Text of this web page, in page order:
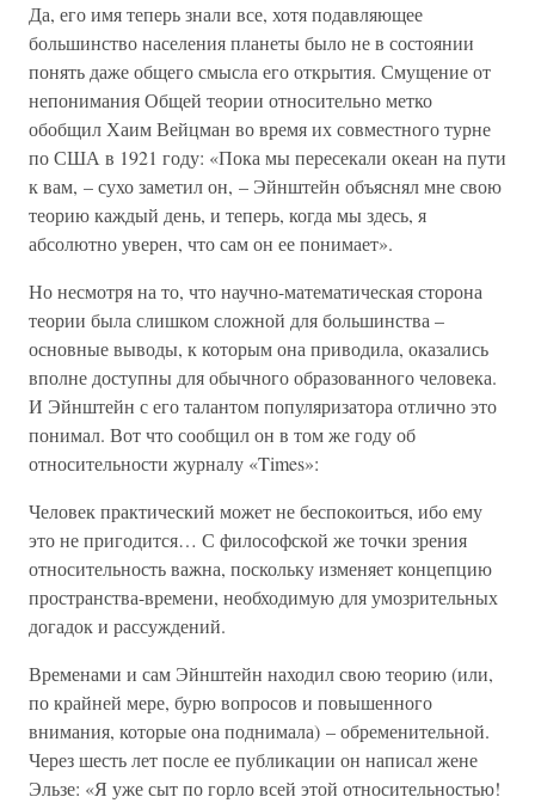
Да, его имя теперь знали все, хотя подавляющее
большинство населения планеты было не в состоянии
понять даже общего смысла его открытия. Смущение от
непонимания Общей теории относительно метко
обобщил Хаим Вейцман во время их совместного турне
по США в 1921 году: «Пока мы пересекали океан на пути
к вам, – сухо заметил он, – Эйнштейн объяснял мне свою
теорию каждый день, и теперь, когда мы здесь, я
абсолютно уверен, что сам он ее понимает».
Но несмотря на то, что научно-математическая сторона
теории была слишком сложной для большинства –
основные выводы, к которым она приводила, оказались
вполне доступны для обычного образованного человека.
И Эйнштейн с его талантом популяризатора отлично это
понимал. Вот что сообщил он в том же году об
относительности журналу «Times»:
Человек практический может не беспокоиться, ибо ему
это не пригодится… С философской же точки зрения
относительность важна, поскольку изменяет концепцию
пространства-времени, необходимую для умозрительных
догадок и рассуждений.
Временами и сам Эйнштейн находил свою теорию (или,
по крайней мере, бурю вопросов и повышенного
внимания, которые она поднимала) – обременительной.
Через шесть лет после ее публикации он написал жене
Эльзе: «Я уже сыт по горло всей этой относительностью!